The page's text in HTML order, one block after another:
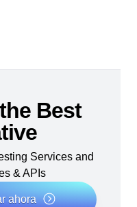
Best
Services and
& APIs
ahora